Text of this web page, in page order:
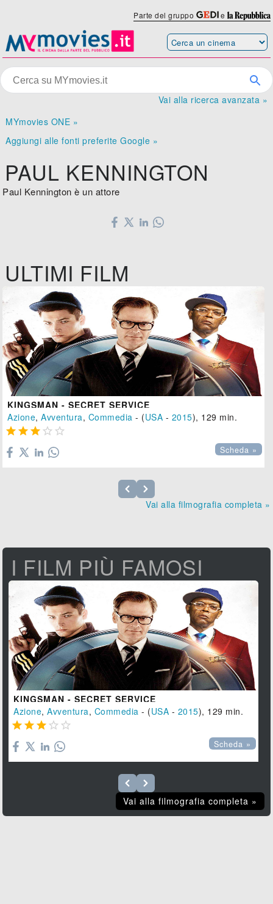
Parte del gruppo e
Vai alla ricerca avanzata »
MYmovies ONE »
Aggiungi alle fonti preferite Google »
PAUL KENNINGTON
Paul Kennington è un attore
ULTIMI FILM
KINGSMAN - SECRET SERVICE
Azione,Avventura, Commedia - (USA - 2015), 129 min.
    
Scheda »
Vai alla filmografia completa »
I FILM PIÙ FAMOSI
KINGSMAN - SECRET SERVICE
Azione,Avventura, Commedia - (USA - 2015), 129 min.
    
Scheda »
Vai alla filmografia completa »